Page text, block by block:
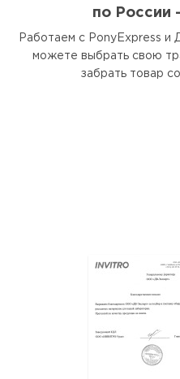
по России
Работаем с PonyExpress и
можете выбрать свою
забрать товар